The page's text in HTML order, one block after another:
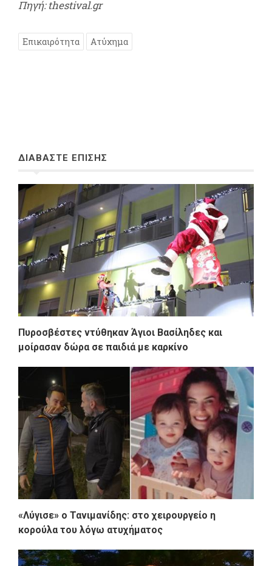
Πηγή: thestival.gr
Επικαιρότητα Ατύχημα
ΔΙΑΒΑΣΤΕ ΕΠΙΣΗΣ
Πυροσβέστες ντύθηκαν Άγιοι Βασίληδες και
μοίρασαν δώρα σε παιδιά με καρκίνο
«Λύγισε» ο Τανιμανίδης: στο χειρουργείο η
κορούλα του λόγω ατυχήματος